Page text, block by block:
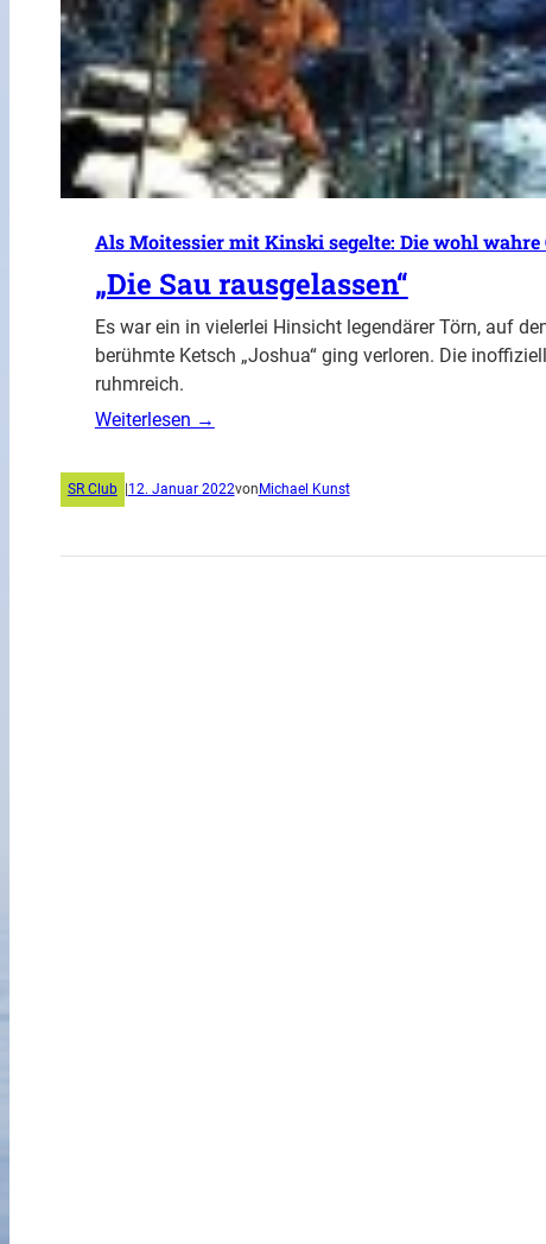
Als Moitessier mit Kinski segelte: Die wohl wahre
„Die Sau rausgelassen“
Es war ein in vielerlei Hinsicht legendärer Törn, auf
berühmte Ketsch „Joshua“ ging verloren. Die
ruhmreich.
Weiterlesen →
SR Club 12. Januar 2022von Michael Kunst